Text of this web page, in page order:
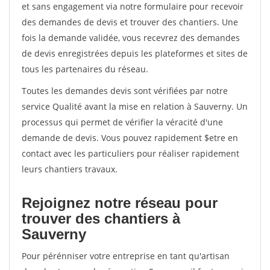
et sans engagement via notre formulaire pour recevoir
des demandes de devis et trouver des chantiers. Une
fois la demande validée, vous recevrez des demandes
de devis enregistrées depuis les plateformes et sites de
tous les partenaires du réseau.
Toutes les demandes devis sont vérifiées par notre
service Qualité avant la mise en relation à Sauverny. Un
processus qui permet de vérifier la véracité d'une
demande de devis. Vous pouvez rapidement $etre en
contact avec les particuliers pour réaliser rapidement
leurs chantiers travaux.
Rejoignez notre réseau pour
trouver des chantiers à
Sauverny
Pour pérénniser votre entreprise en tant qu'artisan